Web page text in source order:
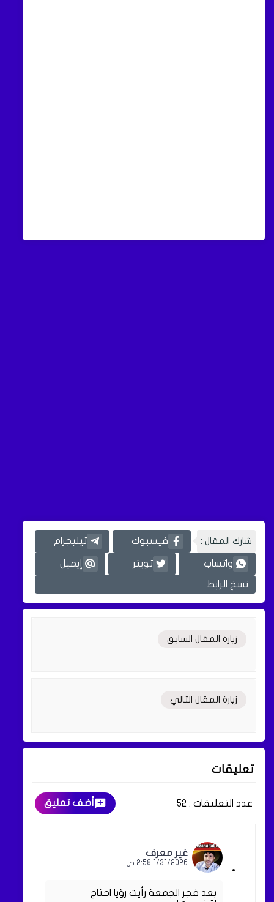
شارك المقال : فيسبوك تيليجرام
واتساب تويتر إيميل
نسخ الرابط
زيارة المقال السابق
زيارة المقال التالي
تعليقات
عدد التعليقات : 52 أضف تعليق
غير معرف
1/31/2026 2:58 ص
بعد فجر الجمعة رأيت رؤيا احتاج